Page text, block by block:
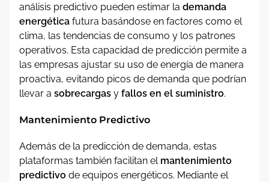
análisis predictivo pueden estimar la demanda
energética futura basándose en factores como el
clima, las tendencias de consumo y los patrones
operativos. Esta capacidad de predicción permite a
las empresas ajustar su uso de energía de manera
proactiva, evitando picos de demanda que podrían
llevar a sobrecargas y fallos en el suministro.
Mantenimiento Predictivo
Además de la predicción de demanda, estas
plataformas también facilitan el mantenimiento
predictivo de equipos energéticos. Mediante el